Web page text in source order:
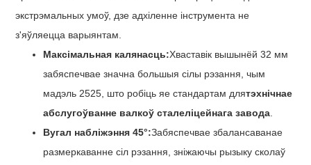
экстрэмальных умоў, дзе адхіленне інструмента не
з'яўляецца варыянтам.
Максімальная калянасць:Хваставік вышынёй 32 мм
забяспечвае значна большыя сілы рэзання, чым
мадэль 2525, што робіць яе стандартам длятэхнічнае
абслугоўванне валкоў сталеліцейнага завода
Вугал набліжэння 45°:Забяспечвае збалансаванае
размеркаванне сіл рэзання, зніжаючы рызыку сколаў